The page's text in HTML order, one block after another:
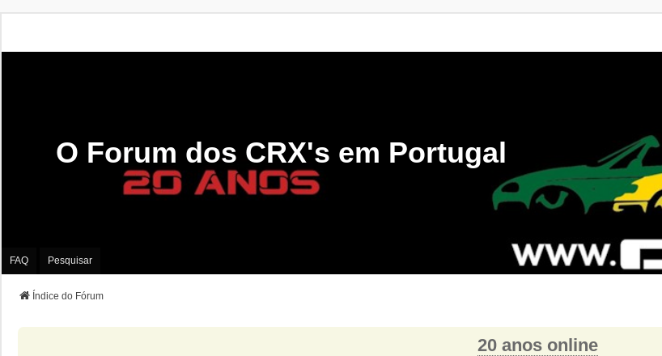
O Forum dos CRX's em Portugal
FAQ Pesquisar
Índice do Fórum
20 anos online